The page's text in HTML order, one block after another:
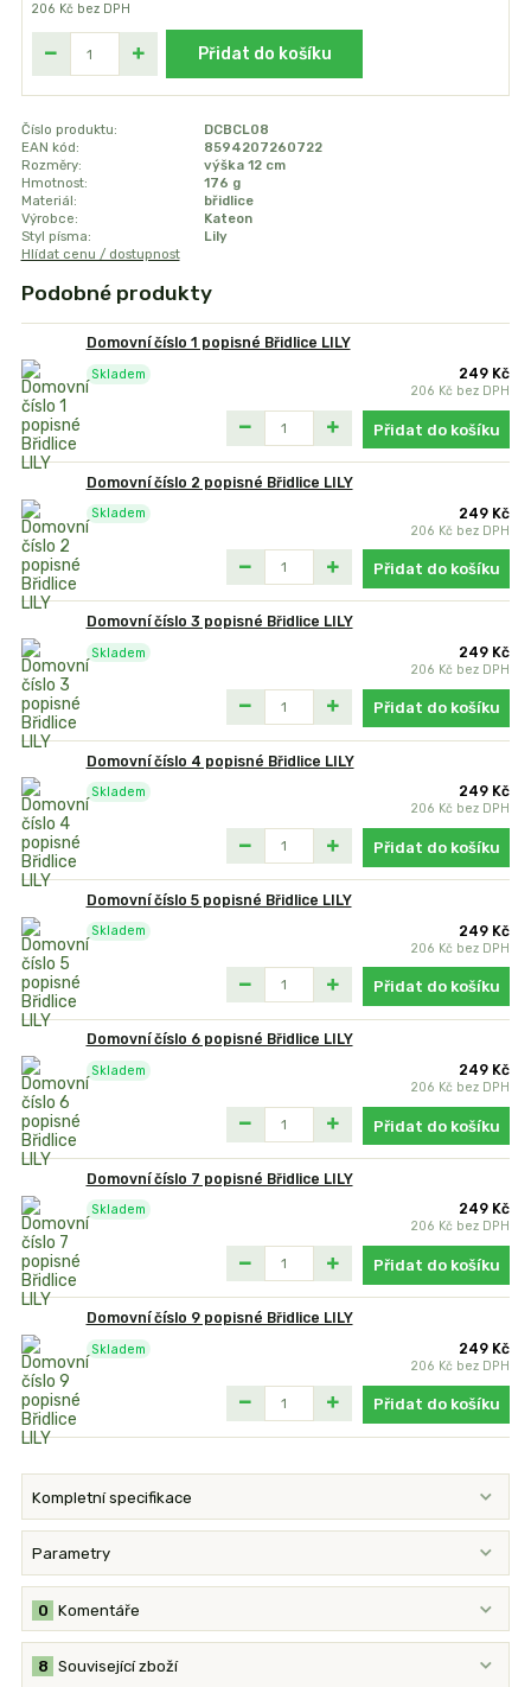
206 Kč bez DPH
Přidat do košíku
Číslo produktu:
DCBCL08
EAN kód:
8594207260722
Rozměry:
výška 12 cm
Hmotnost:
176 g
Materiál:
břidlice
Výrobce:
Kateon
Styl písma:
Lily
Hlídat cenu / dostupnost
Podobné produkty
Domovní číslo 1 popisné Břidlice LILY
249 Kč
206 Kč bez DPH
Skladem
Přidat do košíku
Domovní číslo 2 popisné Břidlice LILY
249 Kč
206 Kč bez DPH
Skladem
Přidat do košíku
Domovní číslo 3 popisné Břidlice LILY
249 Kč
206 Kč bez DPH
Skladem
Přidat do košíku
Domovní číslo 4 popisné Břidlice LILY
249 Kč
206 Kč bez DPH
Skladem
Přidat do košíku
Domovní číslo 5 popisné Břidlice LILY
249 Kč
206 Kč bez DPH
Skladem
Přidat do košíku
Domovní číslo 6 popisné Břidlice LILY
249 Kč
206 Kč bez DPH
Skladem
Přidat do košíku
Domovní číslo 7 popisné Břidlice LILY
249 Kč
206 Kč bez DPH
Skladem
Přidat do košíku
Domovní číslo 9 popisné Břidlice LILY
249 Kč
206 Kč bez DPH
Skladem
Přidat do košíku
Kompletní specifikace
Parametry
Komentáře
0
Související zboží
8